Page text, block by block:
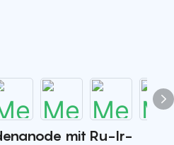
mit Ru-Ir-